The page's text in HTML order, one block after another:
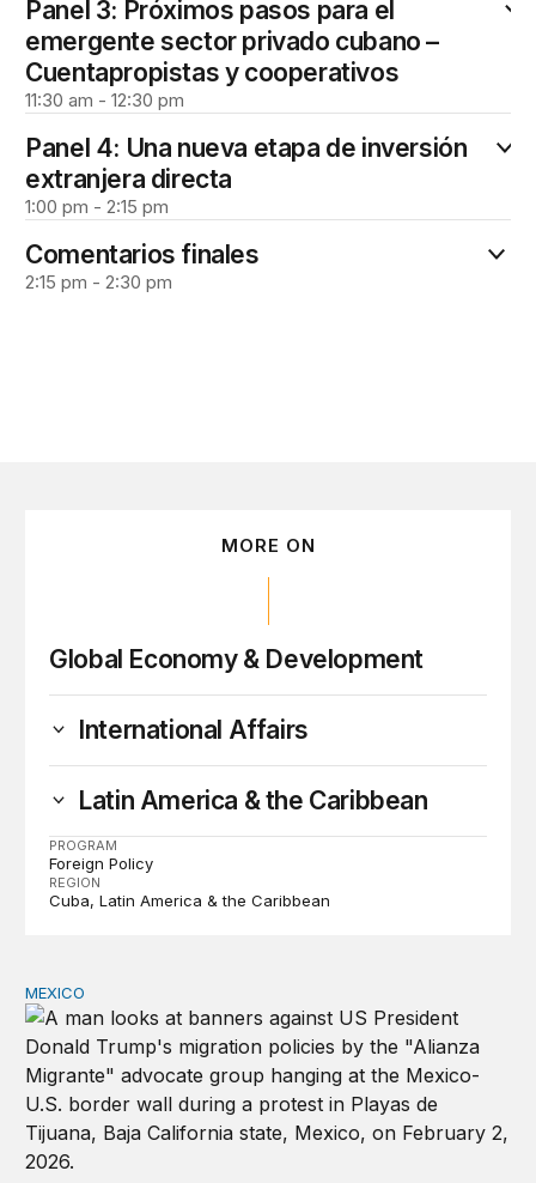
Panel 3: Próximos pasos para el
emergente sector privado cubano –
Cuentapropistas y cooperativos
11:30 am - 12:30 pm
Panel 4: Una nueva etapa de inversión
extranjera directa
1:00 pm - 2:15 pm
Comentarios finales
2:15 pm - 2:30 pm
MORE ON
Global Economy & Development
International Affairs
Latin America & the Caribbean
PROGRAM
Foreign Policy
REGION
Cuba Latin America & the Caribbean
¿Cómo podría responder el gobierno mexicano a
MEXICO